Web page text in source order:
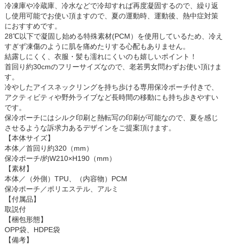
冷凍庫や冷蔵庫、冷水などで冷却すれば再度凝固するので、繰り返
し使用可能でお使い頂ますので、夏の運動時、運動後、熱中症対策
におすすめです。
28℃以下で凝固し始める特殊素材(PCM）を使用しているため、冷え
すぎず凍傷のように肌を痛めたりする心配もありません。
結露しにくく、衣服・髪も濡れにくいのも嬉しいポイント！
首回り約30cmのフリーサイズなので、老若男女問わずお使い頂けま
す。
冷やしたアイスネックリングを持ち歩ける専用保冷ポーチ付きで、
アクティビティや野外ライブなど長時間の移動にも持ち歩きやすい
です。
保冷ポーチにはシルク印刷と熱転写の印刷が可能なので、夏を感じ
させるような訴求力あるデザインをご提案頂けます。
【本体サイズ】
本体／首回り約320（mm）
保冷ポーチ/約W210×H190（mm）
【素材】
本体／（外側）TPU、（内容物）PCM
保冷ポーチ／ポリエステル、アルミ
【付属品】
取説付
【梱包形態】
OPP袋、HDPE袋
【備考】